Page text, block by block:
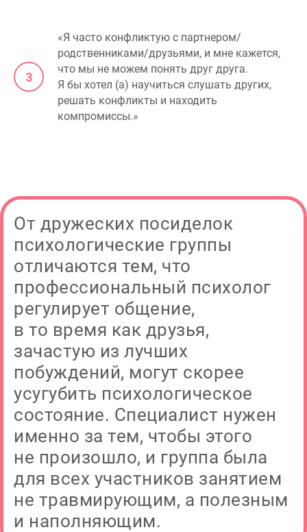
«Я часто конфликтую с партнером/
родственниками/друзьями, и мне кажется,
что мы не можем понять друг друга.
Я бы хотел (а) научиться слушать других,
решать конфликты и находить
компромиссы.»
От дружеских посиделок
психологические группы
отличаются тем, что
профессиональный психолог
регулирует общение,
в то время как друзья,
зачастую из лучших
побуждений, могут скорее
усугубить психологическое
состояние. Специалист нужен
именно за тем, чтобы этого
не произошло, и группа была
для всех участников занятием
не травмирующим, а полезным
и наполняющим.